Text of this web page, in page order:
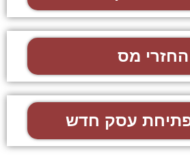
החזרי מס
עסק חדש